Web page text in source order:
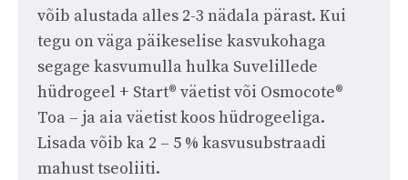
võib alustada alles 2-3 nädala pärast. Kui
tegu on väga päikeselise kasvukohaga
segage kasvumulla hulka Suvelillede
hüdrogeel + Start® väetist või Osmocote®
Toa – ja aia väetist koos hüdrogeeliga.
Lisada võib ka 2 – 5 % kasvusubstraadi
mahust tseoliiti.